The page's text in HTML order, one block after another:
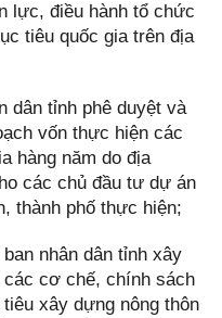
lực, điều hành tổ chức
tiêu quốc gia trên địa
dân tỉnh phê duyệt và
vốn thực hiện các
hàng năm do địa
các chủ đầu tư dự án
thành phố thực hiện;
nhân dân tỉnh xây
cơ chế, chính sách
xây dựng nông thôn